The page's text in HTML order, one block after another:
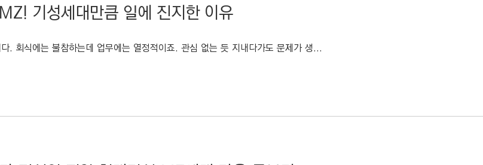
기성세대만큼 일에 진지한 이유
. 회식에는 불참하는데 업무에는 열정적이죠. 관심 없는 듯 지내다가도 문제가 생...